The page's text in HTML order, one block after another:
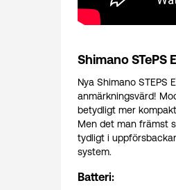
Shimano STePS
Nya Shimano
anmärkningsvärd!
betydligt mer
Men det man främst
tydligt i
system.
Batteri: